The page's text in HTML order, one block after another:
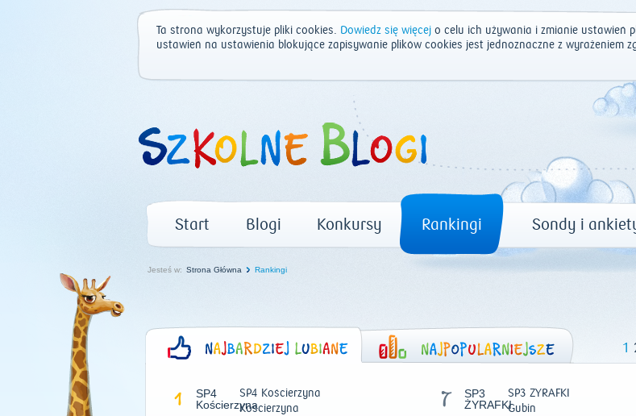
Ta strona wykorzystuje pliki cookies. Dowiedz się więcejo celu ich używania i zmianie ustawień
ustawień na ustawienia blokujące zapisywanie plików cookies jest jednoznaczne z wyrażeniem
Start Blogi Konkursy Rankingi Sondy i
Jesteś w: Strona Główna Rankingi
1
1
SP4
Kościerzyna
SP4 Kościerzyna
Kościerzyna
7
SP3
ŻYRAFKI
SP3 ŻYRAFKI
Gubin